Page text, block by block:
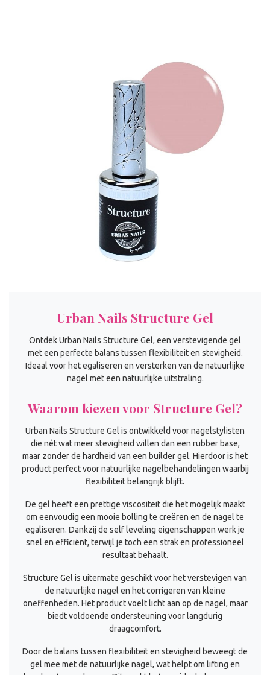
Urban Nails Structure Gel
Ontdek Urban Nails Structure Gel, een verstevigende gel
met een perfecte balans tussen flexibiliteit en stevigheid.
Ideaal voor het egaliseren en versterken van de natuurlijke
nagel met een natuurlijke uitstraling.
Waarom kiezen voor Structure Gel?
Urban Nails Structure Gel is ontwikkeld voor nagelstylisten
die nét wat meer stevigheid willen dan een rubber base,
maar zonder de hardheid van een builder gel. Hierdoor is het
product perfect voor natuurlijke nagelbehandelingen waarbij
flexibiliteit belangrijk blijft.
De gel heeft een prettige viscositeit die het mogelijk maakt
om eenvoudig een mooie bolling te creëren en de nagel te
egaliseren. Dankzij de self leveling eigenschappen werk je
snel en efficiënt, terwijl je toch een strak en professioneel
resultaat behaalt.
Structure Gel is uitermate geschikt voor het verstevigen van
de natuurlijke nagel en het corrigeren van kleine
oneffenheden. Het product voelt licht aan op de nagel, maar
biedt voldoende ondersteuning voor langdurig
draagcomfort.
Door de balans tussen flexibiliteit en stevigheid beweegt de
gel mee met de natuurlijke nagel, wat helpt om lifting en